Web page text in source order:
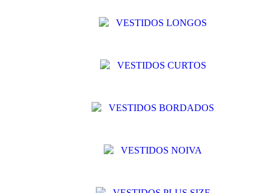
VESTIDOS LONGOS
VESTIDOS CURTOS
VESTIDOS BORDADOS
VESTIDOS NOIVA